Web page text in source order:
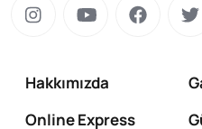
Hakkımızda
Online Express